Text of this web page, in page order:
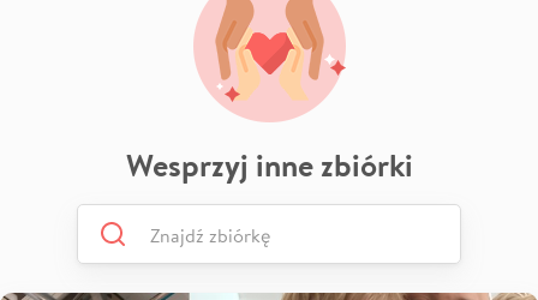
Wesprzyj inne zbiórki